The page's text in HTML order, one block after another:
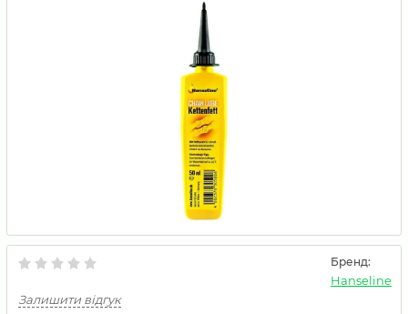
Бренд:
Hanseline
Залишити відгук